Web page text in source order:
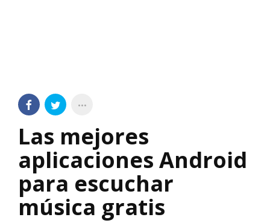
Las mejores
aplicaciones Android
para escuchar
música gratis